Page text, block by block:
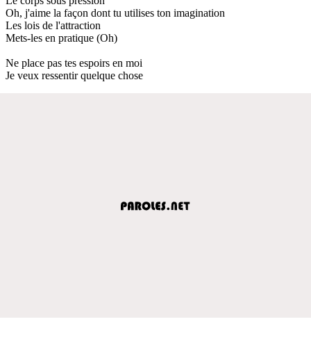
Oh, j'aime la façon dont tu utilises ton imagination
Les lois de l'attraction
Mets-les en pratique (Oh)
Ne place pas tes espoirs en moi
Je veux ressentir quelque chose